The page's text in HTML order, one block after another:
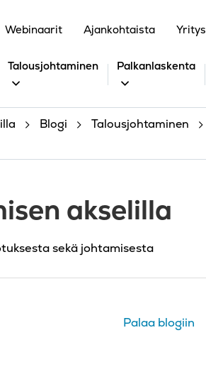
Webinaarit Ajankohtaista Yritys
Talousjohtaminen Palkanlaskenta
Blogi Talousjohtaminen
akselilla
sekä johtamisesta
Palaa blogiin